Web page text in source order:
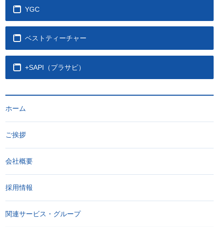
YGC
ベストティーチャー
+SAPI（プラサピ）
ホーム
ご挨拶
会社概要
採用情報
関連サービス・グループ